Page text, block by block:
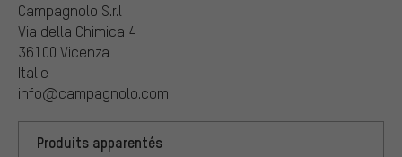
Campagnolo S.r.l
Via della Chimica 4
36100 Vicenza
Italie
info@campagnolo.com
Produits apparentés